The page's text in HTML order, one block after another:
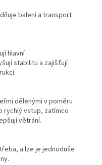
balení a transport
hlavní
stabilitu a zajišťují
dělenými v poměru
rychlý vstup, zatímco
větrání.
a lze je jednoduše